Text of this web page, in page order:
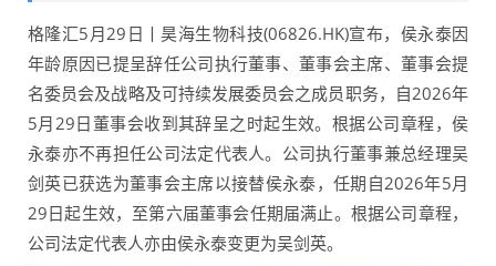
格隆汇5月29日丨昊海生物科技(06826.HK)宣布，侯永泰因
年龄原因已提呈辞任公司执行董事、董事会主席、董事会提
名委员会及战略及可持续发展委员会之成员职务，自2026年
5月29日董事会收到其辞呈之时起生效。根据公司章程，侯
永泰亦不再担任公司法定代表人。公司执行董事兼总经理吴
剑英已获选为董事会主席以接替侯永泰，任期自2026年5月
29日起生效，至第六届董事会任期届满止。根据公司章程，
公司法定代表人亦由侯永泰变更为吴剑英。